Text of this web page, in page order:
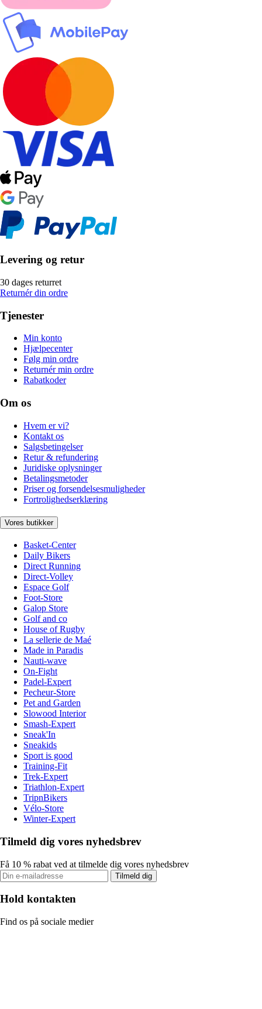
Levering og retur
30 dages returret
Returnér din ordre
Tjenester
Min konto
Hjælpecenter
Følg min ordre
Returnér min ordre
Rabatkoder
Om os
Hvem er vi?
Kontakt os
Salgsbetingelser
Retur & refundering
Juridiske oplysninger
Betalingsmetoder
Priser og forsendelsesmuligheder
Fortrolighedserklæring
Vores butikker
Basket-Center
Daily Bikers
Direct Running
Direct-Volley
Espace Golf
Foot-Store
Galop Store
Golf and co
House of Rugby
La sellerie de Maé
Made in Paradis
Nauti-wave
On-Fight
Padel-Expert
Pecheur-Store
Pet and Garden
Slowood Interior
Smash-Expert
Sneak'In
Sneakids
Sport is good
Training-Fit
Trek-Expert
Triathlon-Expert
TripnBikers
Vélo-Store
Winter-Expert
Tilmeld dig vores nyhedsbrev
Få 10 % rabat ved at tilmelde dig vores nyhedsbrev
Tilmeld dig
Hold kontakten
Find os på sociale medier